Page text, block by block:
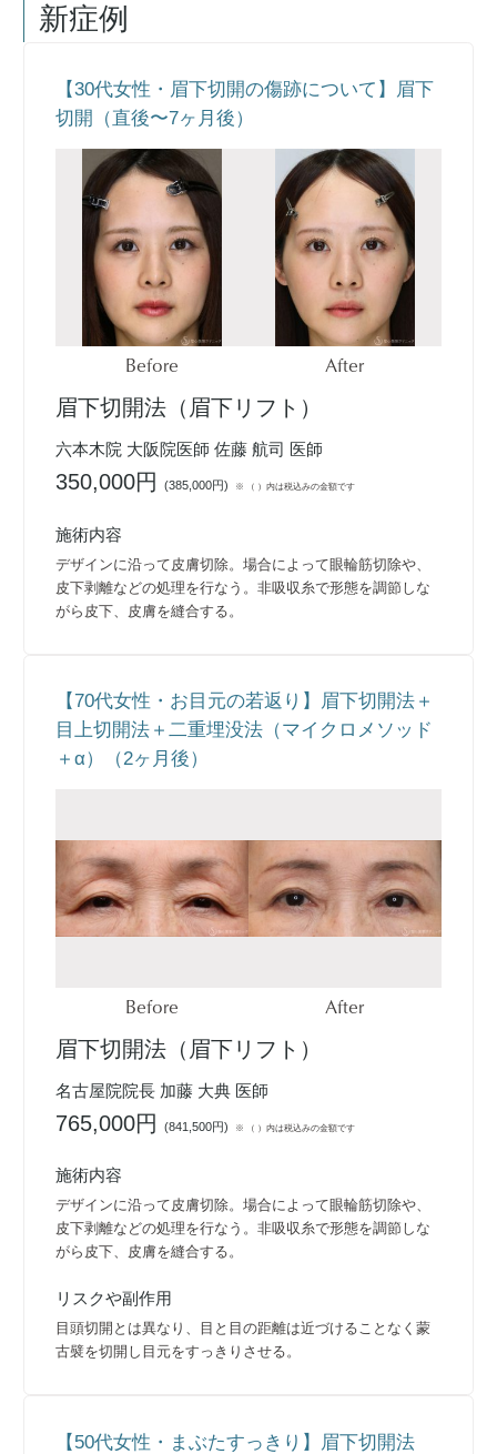
新症例
【30代女性・眉下切開の傷跡について】眉下
切開（直後〜7ヶ月後）
Before After
眉下切開法（眉下リフト）
六本木院 大阪院医師 佐藤 航司 医師
350,000円(385,000円) ※ （ ）内は税込みの金額です
施術内容
デザインに沿って皮膚切除。場合によって眼輪筋切除や、
皮下剥離などの処理を行なう。非吸収糸で形態を調節しな
がら皮下、皮膚を縫合する。
【70代女性・お目元の若返り】眉下切開法＋
目上切開法＋二重埋没法（マイクロメソッド
＋α）（2ヶ月後）
Before After
眉下切開法（眉下リフト）
名古屋院院長 加藤 大典 医師
765,000円(841,500円) ※ （ ）内は税込みの金額です
施術内容
デザインに沿って皮膚切除。場合によって眼輪筋切除や、
皮下剥離などの処理を行なう。非吸収糸で形態を調節しな
がら皮下、皮膚を縫合する。
リスクや副作用
目頭切開とは異なり、目と目の距離は近づけることなく蒙
古襞を切開し目元をすっきりさせる。
【50代女性・まぶたすっきり】眉下切開法